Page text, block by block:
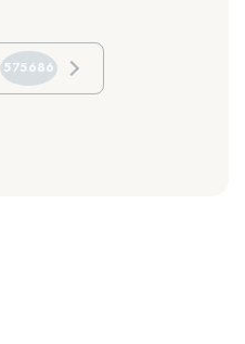
575686